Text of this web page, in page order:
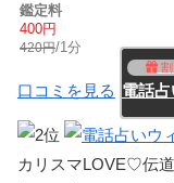
鑑定料
400円
420円/1分
口コミを見る
割
電話占
カリスマLOVE♡伝